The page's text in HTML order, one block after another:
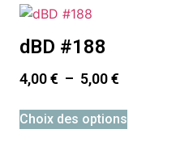
dBD #188
4,00€ – 5,00€
Choix des options